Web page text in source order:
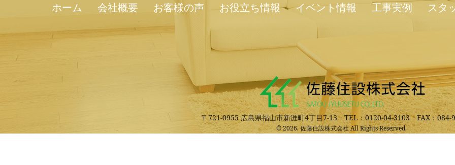
ホーム 会社概要 お客様の声 お役立ち情報 イベント情報 工事実例 スタ
〒721-0955 広島県福山市新涯町4丁目7-13TEL：0120-04-3103FAX：084-
© 2026. 佐藤住設株式会社 All Rights Reserved.